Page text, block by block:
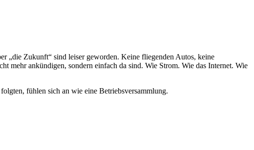
„die Zukunft“ sind leiser geworden. Keine fliegenden Autos, keine
mehr ankündigen, sondern einfach da sind. Wie Strom. Wie das Internet. Wie
fühlen sich an wie eine Betriebsversammlung.